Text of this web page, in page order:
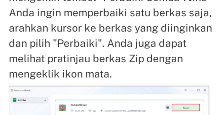
Anda ingin memperbaiki satu berkas saja,
arahkan kursor ke berkas yang diinginkan
dan pilih "Perbaiki". Anda juga dapat
melihat pratinjau berkas Zip dengan
mengeklik ikon mata.